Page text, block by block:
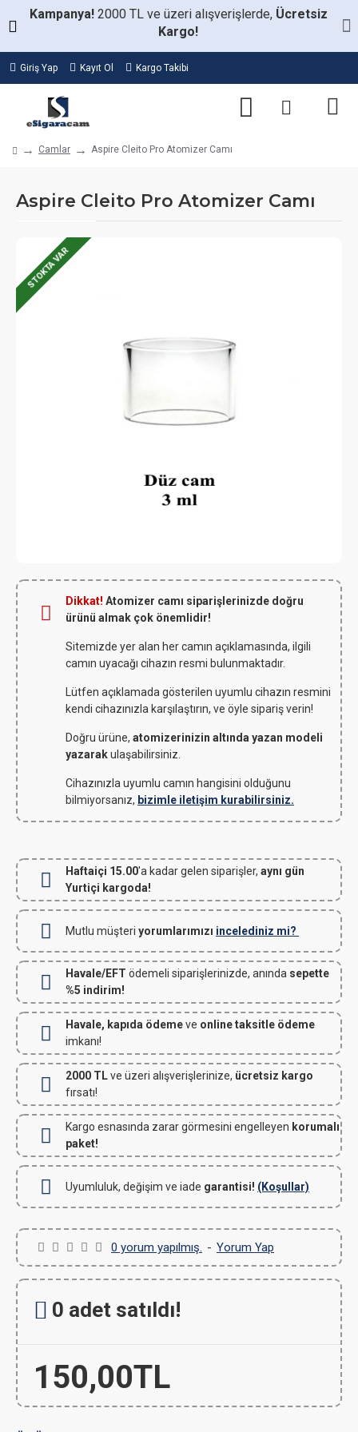
Kampanya! 2000 TL ve üzeri alışverişlerde, Ücretsiz
Kargo!
Giriş Yap Kayıt Ol Kargo Takibi
Camlar Aspire Cleito Pro Atomizer Camı
Aspire Cleito Pro Atomizer Camı
STOKTA VAR
Dikkat! Atomizer camı siparişlerinizde doğru
ürünü almak çok önemlidir!
Sitemizde yer alan her camın açıklamasında, ilgili
camın uyacağı cihazın resmi bulunmaktadır.
Lütfen açıklamada gösterilen uyumlu cihazın resmini
kendi cihazınızla karşılaştırın, ve öyle sipariş verin!
Doğru ürüne, atomizerinizin altında yazan modeli
yazarakulaşabilirsiniz.
Cihazınızla uyumlu camın hangisini olduğunu
bilmiyorsanız, bizimle iletişim kurabilirsiniz.
Haftaiçi 15.00'a kadar gelen siparişler, aynı gün
Yurtiçi kargoda!
Mutlu müşteri yorumlarımızı incelediniz mi?
Havale/EFT ödemeli siparişlerinizde, anında sepette
%5 indirim!
Havale, kapıda ödemeve online taksitle ödeme
imkanı!
2000 TLve üzeri alışverişlerinize, ücretsiz kargo
fırsatı!
Kargo esnasında zarar görmesini engelleyen korumalı
paket!
Uyumluluk, değişim ve iade garantisi! (Koşullar)
0 yorum yapılmış. - Yorum Yap
150,00TL
0 adet satıldı!